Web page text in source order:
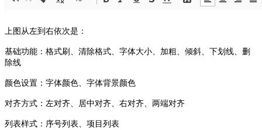
上图从左到右依次是：
基础功能：格式刷、清除格式、字体大小、加粗、倾斜、下划线、删
除线
颜色设置：字体颜色、字体背景颜色
对齐方式：左对齐、居中对齐、右对齐、两端对齐
列表样式：序号列表、项目列表